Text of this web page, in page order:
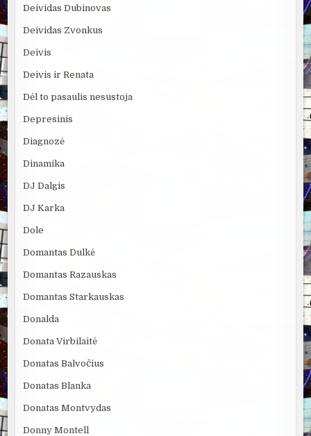
Deividas Dubinovas
Deividas Zvonkus
Deivis
Deivis ir Renata
Dėl to pasaulis nesustoja
Depresinis
Diagnozė
Dinamika
DJ Dalgis
DJ Karka
Dole
Domantas Dulkė
Domantas Razauskas
Domantas Starkauskas
Donalda
Donata Virbilaitė
Donatas Balvočius
Donatas Blanka
Donatas Montvydas
Donny Montell